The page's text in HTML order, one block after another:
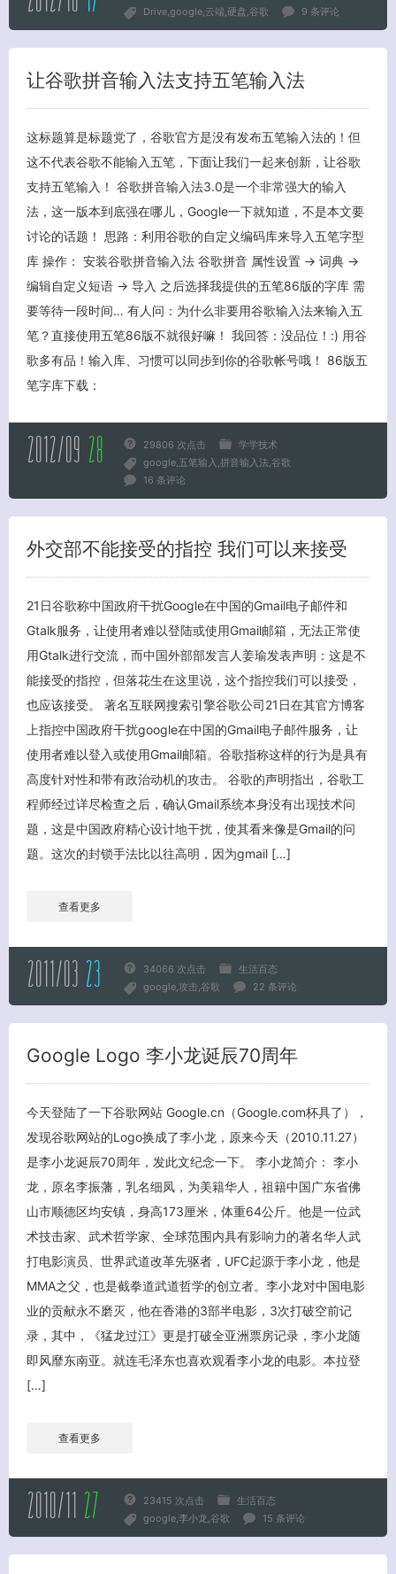
Drive google 云端 硬盘 谷歌 9 条评论
让谷歌拼音输入法支持五笔输入法
这标题算是标题党了，谷歌官方是没有发布五笔输入法的！但
这不代表谷歌不能输入五笔，下面让我们一起来创新，让谷歌
支持五笔输入！ 谷歌拼音输入法3.0是一个非常强大的输入
法，这一版本到底强在哪儿，Google一下就知道，不是本文要
讨论的话题！ 思路：利用谷歌的自定义编码库来导入五笔字型
库 操作： 安装谷歌拼音输入法 谷歌拼音 属性设置 -> 词典 ->
编辑自定义短语 -> 导入 之后选择我提供的五笔86版的字库 需
要等待一段时间… 有人问：为什么非要用谷歌输入法来输入五
笔？直接使用五笔86版不就很好嘛！ 我回答：没品位！:) 用谷
歌多有品！输入库、习惯可以同步到你的谷歌帐号哦！ 86版五
笔字库下载：
2012/09 28 29806 次点击
学学技术
google 五笔输入 拼音输入法 谷歌
16 条评论
外交部不能接受的指控 我们可以来接受
21日谷歌称中国政府干扰Google在中国的Gmail电子邮件和
Gtalk服务，让使用者难以登陆或使用Gmail邮箱，无法正常使
用Gtalk进行交流，而中国外部部发言人姜瑜发表声明：这是不
能接受的指控，但落花生在这里说，这个指控我们可以接受，
也应该接受。 著名互联网搜索引擎谷歌公司21日在其官方博客
上指控中国政府干扰google在中国的Gmail电子邮件服务，让
使用者难以登入或使用Gmail邮箱。谷歌指称这样的行为是具有
高度针对性和带有政治动机的攻击。 谷歌的声明指出，谷歌工
程师经过详尽检查之后，确认Gmail系统本身没有出现技术问
题，这是中国政府精心设计地干扰，使其看来像是Gmail的问
题。这次的封锁手法比以往高明，因为gmail […]
查看更多
2011/03 23 34066 次点击
生活百态
google 攻击 谷歌 22 条评论
Google Logo 李小龙诞辰70周年
今天登陆了一下谷歌网站 Google.cn（Google.com杯具了），
发现谷歌网站的Logo换成了李小龙，原来今天（2010.11.27）
是李小龙诞辰70周年，发此文纪念一下。 李小龙简介： 李小
龙，原名李振藩，乳名细凤，为美籍华人，祖籍中国广东省佛
山市顺德区均安镇，身高173厘米，体重64公斤。他是一位武
术技击家、武术哲学家、全球范围内具有影响力的著名华人武
打电影演员、世界武道改革先驱者，UFC起源于李小龙，他是
MMA之父，也是截拳道武道哲学的创立者。李小龙对中国电影
业的贡献永不磨灭，他在香港的3部半电影，3次打破空前记
录，其中，《猛龙过江》更是打破全亚洲票房记录，李小龙随
即风靡东南亚。就连毛泽东也喜欢观看李小龙的电影。本拉登
[…]
查看更多
2010/11 27 23415 次点击
生活百态
google 李小龙 谷歌 15 条评论
客服小美
关闭弹窗